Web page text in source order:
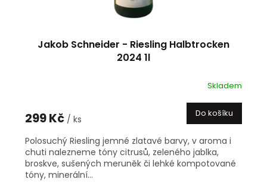
Jakob Schneider - Riesling Halbtrocken
2024 1l
Skladem
299 Kč / ks
Do košíku
Polosuchý Riesling jemné zlatavé barvy, v aroma i
chuti nalezneme tóny citrusů, zeleného jablka,
broskve, sušených meruněk či lehké kompotované
tóny, minerální...